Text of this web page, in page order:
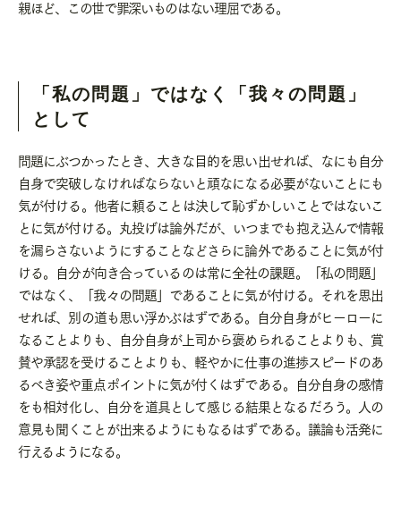
親ほど、この世で罪深いものはない理屈である。
「私の問題」ではなく「我々の問題」
として
問題にぶつかったとき、大きな目的を思い出せれば、なにも自分
自身で突破しなければならないと頑なになる必要がないことにも
気が付ける。他者に頼ることは決して恥ずかしいことではないこ
とに気が付ける。丸投げは論外だが、いつまでも抱え込んで情報
を漏らさないようにすることなどさらに論外であることに気が付
ける。自分が向き合っているのは常に全社の課題。「私の問題」
ではなく、「我々の問題」であることに気が付ける。それを思出
せれば、別の道も思い浮かぶはずである。自分自身がヒーローに
なることよりも、自分自身が上司から褒められることよりも、賞
賛や承認を受けることよりも、軽やかに仕事の進捗スピードのあ
るべき姿や重点ポイントに気が付くはずである。自分自身の感情
をも相対化し、自分を道具として感じる結果となるだろう。人の
意見も聞くことが出来るようにもなるはずである。議論も活発に
行えるようになる。